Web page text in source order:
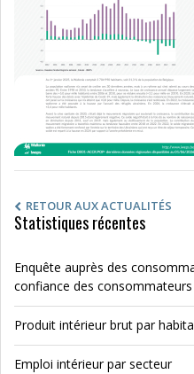
RETOUR AUX ACTUALITÉS
Statistiques récentes
Enquête auprès des
confiance des consommateurs
Produit intérieur brut par
Emploi intérieur par secteur